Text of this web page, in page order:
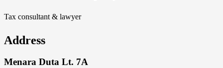
Tax consultant & lawyer
Address
Menara Duta Lt. 7A